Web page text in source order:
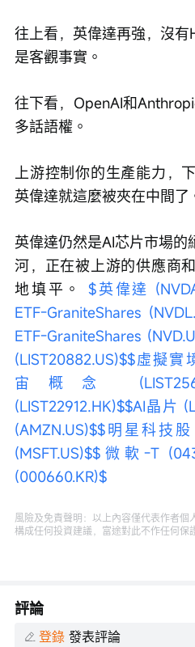
往上看，英偉達再強，沒
是客觀事實。
往下看，OpenAI和
多話語權。
上游控制你的生產能力，
英偉達就這麼被夾在中間了
英偉達仍然是AI芯片市場
河，正在被上游的供應商
地填平。 $英偉達
ETF-GraniteShares
ETF-GraniteShares
(LIST20882.US)$$虛擬實
宙概念
(LIST22912.HK)$$AI晶片
(AMZN.US)$$明星科技股
(MSFT.US)$$微軟-T
(000660.KR)$
風險及免責聲明：以上內容僅代表作者個
構成任何投資建議，富途對此不作任何保
評論
登錄 發表評論